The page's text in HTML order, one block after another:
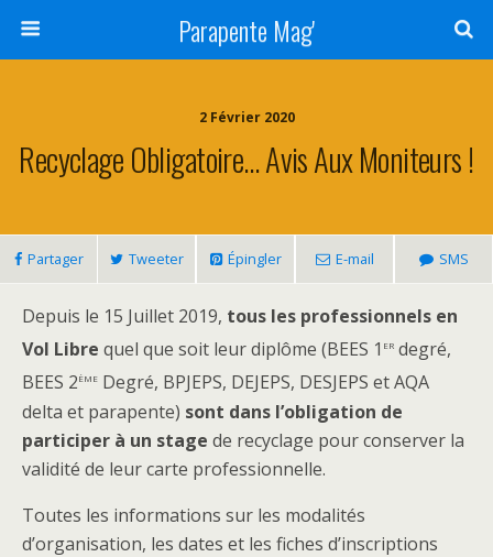
Parapente Mag'
2 Février 2020
Recyclage Obligatoire… Avis Aux Moniteurs !
Partager Tweeter Épingler E-mail SMS
Depuis le 15 Juillet 2019, tous les professionnels en
Vol Libre quel que soit leur diplôme (BEES 1 er degré,
BEES 2ème Degré, BPJEPS, DEJEPS, DESJEPS et AQA
delta et parapente) sont dans l’obligation de
participer à un stage de recyclage pour conserver la
validité de leur carte professionnelle.
Toutes les informations sur les modalités
d’organisation, les dates et les fiches d’inscriptions